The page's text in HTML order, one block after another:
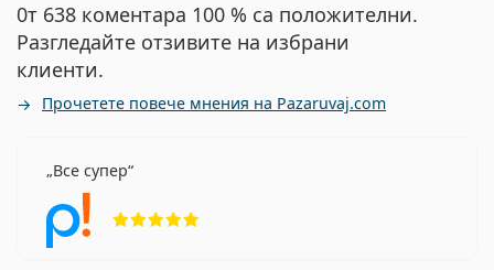
0т 638 коментара 100 % са положителни.
Разгледайте отзивите на избрани
клиенти.
Прочетете повече мнения на Pazaruvaj.com
Все супер